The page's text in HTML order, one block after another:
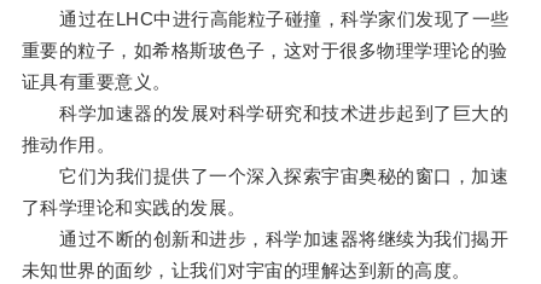
通过在LHC中进行高能粒子碰撞，科学家们发现了一些
重要的粒子，如希格斯玻色子，这对于很多物理学理论的验
证具有重要意义。
科学加速器的发展对科学研究和技术进步起到了巨大的
推动作用。
它们为我们提供了一个深入探索宇宙奥秘的窗口，加速
了科学理论和实践的发展。
通过不断的创新和进步，科学加速器将继续为我们揭开
未知世界的面纱，让我们对宇宙的理解达到新的高度。